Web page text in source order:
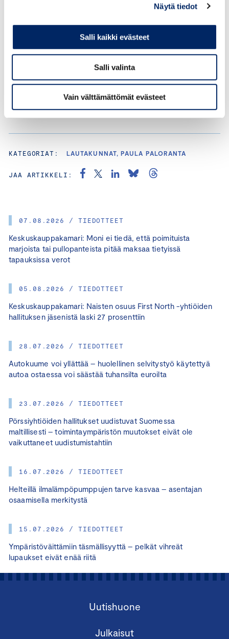
Näytä tiedot
Salli kaikki evästeet
Salli valinta
Vain välttämättömät evästeet
07.08.2026 / TIEDOTTEET
Keskuskauppakamari: Moni ei tiedä, että poimituista
marjoista tai pullopanteista pitää maksaa tietyissä
tapauksissa verot
05.08.2026 / TIEDOTTEET
Keskuskauppakamari: Naisten osuus First North -yhtiöiden
hallituksen jäsenistä laski 27 prosenttiin
28.07.2026 / TIEDOTTEET
Autokuume voi yllättää – huolellinen selvitystyö käytettyä
autoa ostaessa voi säästää tuhansilta euroilta
23.07.2026 / TIEDOTTEET
Pörssiyhtiöiden hallitukset uudistuvat Suomessa
maltillisesti – toimintaympäristön muutokset eivät ole
vaikuttaneet uudistumistahtiin
16.07.2026 / TIEDOTTEET
Helteillä ilmalämpöpumppujen tarve kasvaa – asentajan
osaamisella merkitystä
15.07.2026 / TIEDOTTEET
Ympäristöväittämiin täsmällisyyttä – pelkät vihreät
lupaukset eivät enää riitä
PÄÄSIHTEERI, MARKKINOINTIOIKEUDELLISET ASIAT
paula.paloranta@chamber.fi
KATEGORIAT: LAUTAKUNNAT, PAULA PALORANTA
JAA ARTIKKELI:
Uutishuone
Julkaisut